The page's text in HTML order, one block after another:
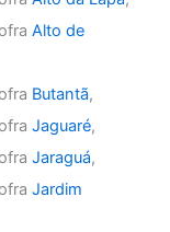
Alto de
Butantã,
Jaguaré,
Jaraguá,
Jardim